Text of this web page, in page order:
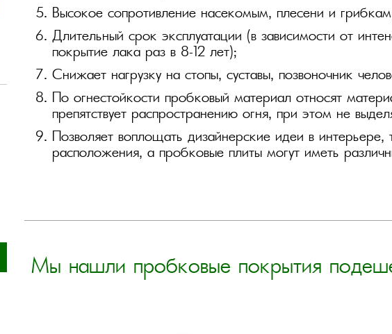
Высокое сопротивление насекомым, плесени и
Длительный срок эксплуатации (в зависимости от
покрытие лака раз в 8–12 лет);
Снижает нагрузку на стопы, суставы, позвоночник
По огнестойкости пробковый материал относят
препятствует распространению огня, при этом не
Позволяет воплощать дизайнерские идеи в интерьере,
расположения, а пробковые плиты могут иметь
Мы нашли пробковые покрытия